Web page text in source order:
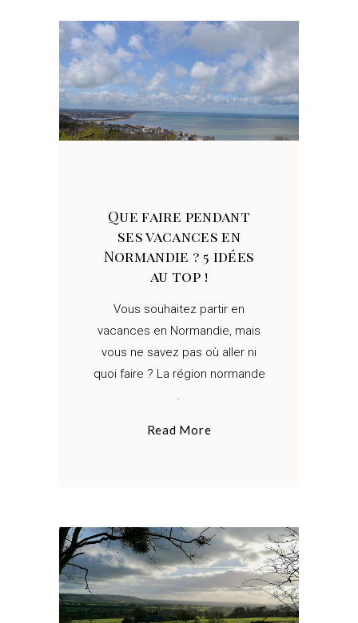
Que faire pendant
ses vacances en
Normandie ? 5 idées
au top !
Vous souhaitez partir en
vacances en Normandie, mais
vous ne savez pas où aller ni
quoi faire ? La région normande
Read More